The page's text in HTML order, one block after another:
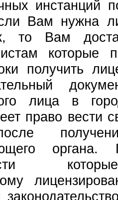
инстанций
Вам нужна
то Вам
которые
получить
лица в
право вести
органа.